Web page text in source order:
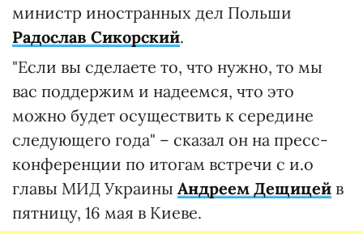
министр иностранных дел Польши
Радослав Сикорский.
"Если вы сделаете то, что нужно, то мы
вас поддержим и надеемся, что это
можно будет осуществить к середине
следующего года" – сказал он на пресс-
конференции по итогам встречи с и.о
главы МИД Украины Андреем Дещицей в
пятницу, 16 мая в Киеве.